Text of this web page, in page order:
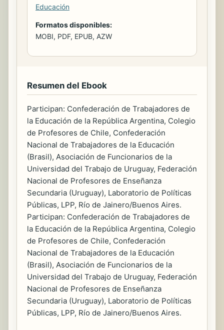
Educación
Formatos disponibles:
MOBI, PDF, EPUB, AZW
Resumen del Ebook
Participan: Confederación de Trabajadores de
la Educación de la República Argentina, Colegio
de Profesores de Chile, Confederación
Nacional de Trabajadores de la Educación
(Brasil), Asociación de Funcionarios de la
Universidad del Trabajo de Uruguay, Federación
Nacional de Profesores de Enseñanza
Secundaria (Uruguay), Laboratorio de Políticas
Públicas, LPP, Río de Jainero/Buenos Aires.
Participan: Confederación de Trabajadores de
la Educación de la República Argentina, Colegio
de Profesores de Chile, Confederación
Nacional de Trabajadores de la Educación
(Brasil), Asociación de Funcionarios de la
Universidad del Trabajo de Uruguay, Federación
Nacional de Profesores de Enseñanza
Secundaria (Uruguay), Laboratorio de Políticas
Públicas, LPP, Río de Jainero/Buenos Aires.